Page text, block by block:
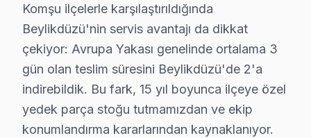
Beylikdüzü'nin yeni yerleşim ağırlıklı konut yapısı
Komşu ilçelerle karşılaştırıldığında Beylikdüzü'nin
Beylikdüzü'de söz konusu model servisi seçmeden
"bu TV VA Panel için orijinal parça mı
"Beylikdüzü'nin her mahallesine geliyor musunuz?"
Beylikdüzü'de Telefunken televizyon ünitesi bakım
Komşu ilçelerle karşılaştırıldığında
Beylikdüzü'nin servis avantajı da dikkat
çekiyor: Avrupa Yakası genelinde ortalama 3
gün olan teslim süresini Beylikdüzü'de 2'a
indirebildik. Bu fark, 15 yıl boyunca ilçeye özel
yedek parça stoğu tutmamızdan ve ekip
konumlandırma kararlarından kaynaklanıyor.